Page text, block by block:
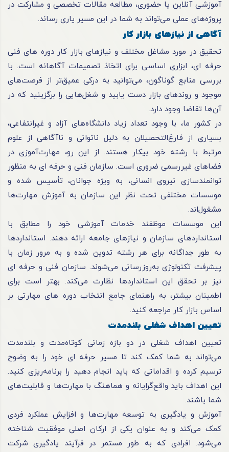
آموزشی آنلاین یا حضوری، مطالعه مقالات تخصصی و مشارکت در
پروژه‌های عملی می‌تواند به شما در این مسیر یاری رساند.
آگاهی از نیازهای بازار کار
تحقیق در مورد مشاغل مختلف و نیازهای بازار کار دوره های فنی
حرفه ای، ابزاری اساسی برای اتخاذ تصمیمات آگاهانه است. با
بررسی منابع گوناگون، می‌توانید به درکی عمیق‌تر از فرصت‌های
موجود و روندهای بازار دست یابید و شغل‌هایی را برگزینید که در
آن‌ها تقاضا وجود دارد.
در کشور ما، با وجود تعداد زیاد دانشگاه‌های آزاد و غیرانتفاعی،
بسیاری از فارغ‌التحصیلان به دلیل ناتوانی و ناآگاهی از علوم
مرتبط با رشته خود بیکار هستند. از این رو، مهارت‌آموزی در
فضاهای غیررسمی ضروری است. سازمان فنی و حرفه ای به منظور
توانمندسازی نیروی انسانی، به ویژه جوانان، تأسیس شده و
موسسات مختلفی تحت نظر این سازمان به آموزش مهارت‌ها
مشغول‌اند.
این موسسات موظفند خدمات آموزشی خود را مطابق با
استانداردهای سازمان و نیازهای جامعه ارائه دهند. استانداردها
به طور جداگانه برای هر رشته تدوین شده و به مرور زمان با
پیشرفت تکنولوژی به‌روزرسانی می‌شوند. سازمان فنی و حرفه ای
نیز بر تحقق این استانداردها نظارت می‌کند. بهتر است برای
اطمینان بیشتر، به راهنمای جامع انتخاب دوره های مهارتی بر
اساس بازار کار مراجعه کنید.
تعیین اهداف شغلی بلندمدت
تعیین اهداف شغلی در دو بازه زمانی کوتاه‌مدت و بلندمدت
می‌تواند به شما کمک کند تا مسیر حرفه ای خود را به وضوح
ترسیم کرده و اقداماتی که باید انجام دهید را برنامه‌ریزی کنید.
این اهداف باید واقع‌گرایانه و هماهنگ با مهارت‌ها و قابلیت‌های
شما باشند.
آموزش و یادگیری به توسعه مهارت‌ها و افزایش عملکرد فردی
کمک می‌کند و به عنوان یکی از ارکان اصلی موفقیت شناخته
می‌شود. افرادی که به طور مستمر در فرآیند یادگیری شرکت